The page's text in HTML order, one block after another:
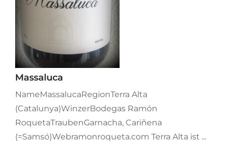
Massaluca
NameMassalucaRegionTerra Alta
(Catalunya)WinzerBodegas Ramón
RoquetaTraubenGarnacha, Cariñena
(=Samsó)Webramonroqueta.com Terra Alta ist ...